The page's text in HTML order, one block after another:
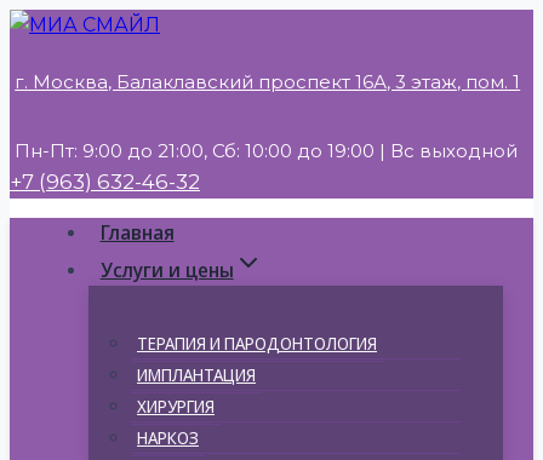
Перейти
содержимому
г. Москва, Балаклавский проспект 16А, 3 этаж, пом. 1
Пн-Пт: 9:00 до 21:00, Сб: 10:00 до 19:00 | Вс выходной
+7 (963) 632-46-32
Главная
Услуги и цены
ТЕРАПИЯ И ПАРОДОНТОЛОГИЯ
ИМПЛАНТАЦИЯ
ХИРУРГИЯ
НАРКОЗ